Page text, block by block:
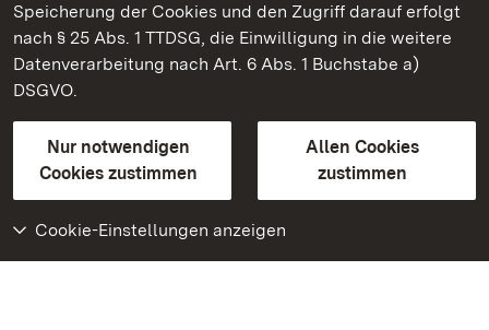
Speicherung der Cookies und den Zugriff darauf erfolgt
nach § 25 Abs. 1 TTDSG, die Einwilligung in die weitere
Datenverarbeitung nach Art. 6 Abs. 1 Buchstabe a)
DSGVO.
Nur notwendigen
Cookies zustimmen
Allen Cookies
zustimmen
Cookie-Einstellungen anzeigen
Staatliche Schlösser und Gärten Baden-Württemberg
Kontakt
GebärdenspracheLeichte Sprache
Erklärung zur Barrierefreiheit
BITV-konform (geprüfte Seiten)
Weiteres